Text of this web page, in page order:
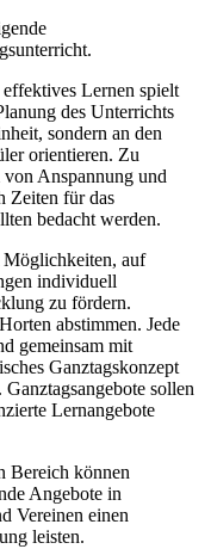
Lernen spielt
des Unterrichts
sondern an den
orientieren. Zu
Anspannung und
Zeiten für das
bedacht werden.
auf
individuell
zu fördern.
abstimmen. Jede
gemeinsam mit
Ganztagskonzept
sollen
Lernangebote
Bereich können
Angebote in
Vereinen einen
leisten.